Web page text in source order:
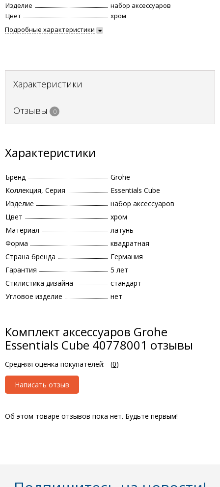
Изделие
набор аксессуаров
Цвет
хром
Подробные характеристики
Характеристики
Отзывы 0
Характеристики
Бренд
Grohe
Коллекция, Серия
Essentials Cube
Изделие
набор аксессуаров
Цвет
хром
Материал
латунь
Форма
квадратная
Страна бренда
Германия
Гарантия
5 лет
Стилистика дизайна
стандарт
Угловое изделие
нет
Комплект аксессуаров Grohe
Essentials Cube 40778001 отзывы
Средняя оценка покупателей: (0)
Написать отзыв
Об этом товаре отзывов пока нет. Будьте первым!